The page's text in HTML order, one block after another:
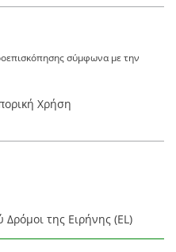
σύμφωνα με την
Χρήση
Δρόμοι της Ειρήνης (EL)